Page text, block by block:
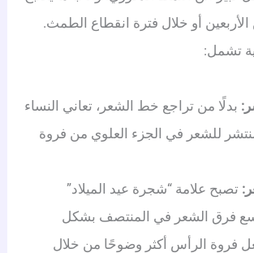
أو خلال فترة انقطاع الطمث.
تشمل:
بدلًا من تراجع خط الشعر، تعاني النساء
للشعر في الجزء العلوي من فروة
تصبح علامة “شجرة عيد الميلاد”
فرق الشعر في المنتصف بشكل
فروة الرأس أكثر وضوحًا من خلال